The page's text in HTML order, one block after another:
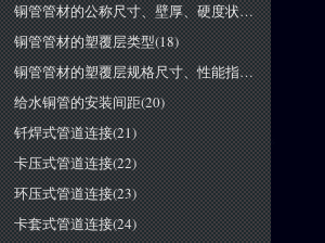
铜管管材的公称尺寸、壁厚、硬度状态与工作压力关系表(17)
铜管管材的塑覆层类型(18)
铜管管材的塑覆层规格尺寸、性能指标(19)
给水铜管的安装间距(20)
钎焊式管道连接(21)
卡压式管道连接(22)
环压式管道连接(23)
卡套式管道连接(24)